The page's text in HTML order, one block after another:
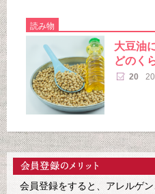
読み物
大豆油
どのく
20
会員登録をすると、アレルゲ